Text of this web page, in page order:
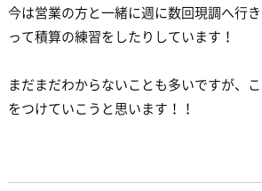
今は営業の方と一緒に週に数回現調へ行
って積算の練習をしたりしています！
まだまだわからないことも多いですが、
をつけていこうと思います！！